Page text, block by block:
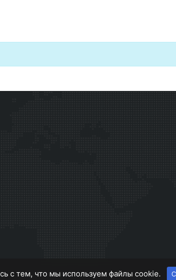
с тем, что мы используем файлы cookie.